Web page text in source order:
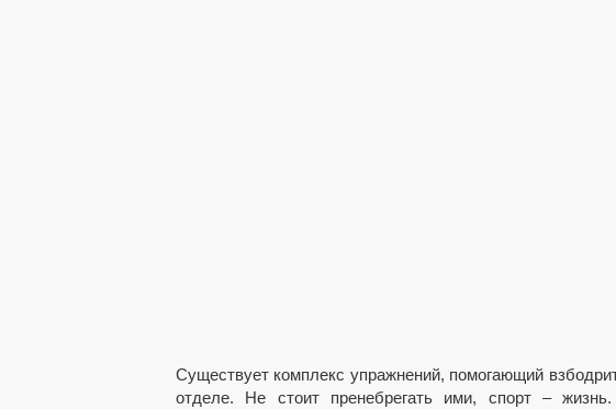
Существует комплекс упражнений, помогающий
отделе. Не стоит пренебрегать ими, спорт –